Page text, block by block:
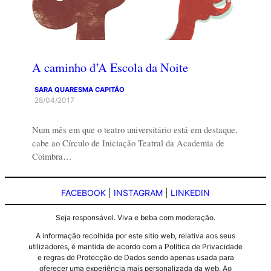
A caminho d’A Escola da Noite
SARA QUARESMA CAPITÃO
28/04/2017
Num mês em que o teatro universitário está em destaque,
cabe ao Círculo de Iniciação Teatral da Academia de
Coimbra…
FACEBOOK INSTAGRAM LINKEDIN
Seja responsável. Viva e beba com moderação.
A informação recolhida por este sitio web, relativa aos seus
utilizadores, é mantida de acordo com a Política de Privacidade
e regras de Protecção de Dados sendo apenas usada para
oferecer uma experiência mais personalizada da web. Ao